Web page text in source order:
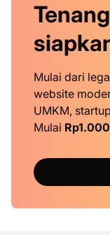
Mulai dari
website
UMKM,
Mulai